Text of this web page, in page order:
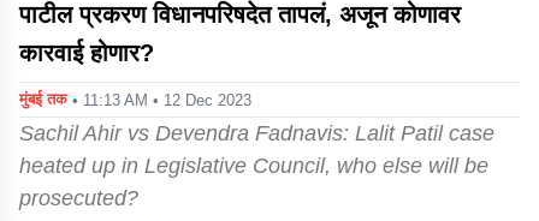
पाटील प्रकरण विधानपरिषदेत तापलं, अजून कोणावर
कारवाई होणार?
मुंबई तक • 11:13 AM • 12 Dec 2023
Sachil Ahir vs Devendra Fadnavis: Lalit Patil case
heated up in Legislative Council, who else will be
prosecuted?